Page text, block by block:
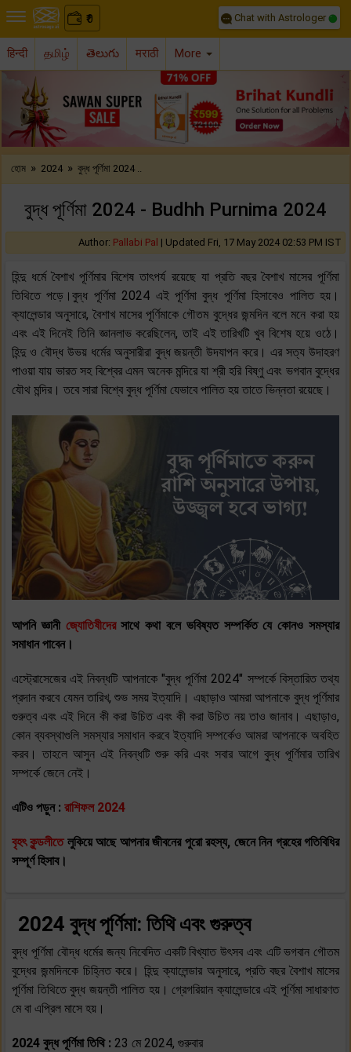
₹
0 Chat with Astrologer
हिन्दी தமிழ் తెలుగు मराठी More
Previous
হোম » 2024 » বুদ্ধ পূর্ণিমা 2024 ..
বুদ্ধ পূর্ণিমা 2024 - Budhh Purnima 2024
Author: Pallabi Pal | Updated Fri, 17 May 2024 02:53 PM IST
হিন্দু ধর্মে বৈশাখ পূর্ণিমার বিশেষ তাৎপর্য রয়েছে যা প্রতি বছর বৈশাখ মাসের পূর্ণিমা
তিথিতে পড়ে।বুদ্ধ পূর্ণিমা 2024 এই পূর্ণিমা বুদ্ধ পূর্ণিমা হিসাবেও পালিত হয়।
ক্যালেন্ডার অনুসারে, বৈশাখ মাসের পূর্ণিমাকে গৌতম বুদ্ধের জন্মদিন বলে মনে করা হয়
এবং এই দিনেই তিনি জ্ঞানলাভ করেছিলেন, তাই এই তারিখটি খুব বিশেষ হয়ে ওঠে।
হিন্দু ও বৌদ্ধ উভয় ধর্মের অনুসারীরা বুদ্ধ জয়ন্তী উদযাপন করে। এর সত্য উদাহরণ
পাওয়া যায় ভারত সহ বিশ্বের এমন অনেক মন্দিরে যা শ্রী হরি বিষ্ণু এবং ভগবান বুদ্ধের
যৌথ মন্দির। তবে সারা বিশ্বে বুদ্ধ পূর্ণিমা যেভাবে পালিত হয় তাতে ভিন্নতা রয়েছে।
আপনি জ্ঞানী জ্যোতিষীদেরসাথে কথা বলে ভবিষ্যত সম্পর্কিত যে কোনও সমস্যার
সমাধান পাবেন।
এস্ট্রোসেজের এই নিবন্ধটি আপনাকে "বুদ্ধ পূর্ণিমা 2024" সম্পর্কে বিস্তারিত তথ্য
প্রদান করবে যেমন তারিখ, শুভ সময় ইত্যাদি। এছাড়াও আমরা আপনাকে বুদ্ধ পূর্ণিমার
গুরুত্ব এবং এই দিনে কী করা উচিত এবং কী করা উচিত নয় তাও জানাব। এছাড়াও,
কোন ব্যবস্থাগুলি সমস্যার সমাধান করবে ইত্যাদি সম্পর্কেও আমরা আপনাকে অবহিত
করব। তাহলে আসুন এই নিবন্ধটি শুরু করি এবং সবার আগে বুদ্ধ পূর্ণিমার তারিখ
সম্পর্কে জেনে নেই।
এটিও পড়ুন : রাশিফল 2024
বৃহৎ কুন্ডলীতে লুকিয়ে আছে আপনার জীবনের পুরো রহস্য, জেনে নিন গ্রহের গতিবিধির
সম্পূর্ণ হিসাব।
2024 বুদ্ধ পূর্ণিমা: তিথি এবং গুরুত্ব
বুদ্ধ পূর্ণিমা বৌদ্ধ ধর্মের জন্য নিবেদিত একটি বিখ্যাত উৎসব এবং এটি ভগবান গৌতম
বুদ্ধের জন্মদিনকে চিহ্নিত করে। হিন্দু ক্যালেন্ডার অনুসারে, প্রতি বছর বৈশাখ মাসের
পূর্ণিমা তিথিতে বুদ্ধ জয়ন্তী পালিত হয়। গ্রেগরিয়ান ক্যালেন্ডারে এই পূর্ণিমা সাধারণত
মে বা এপ্রিল মাসে হয়।
2024 বুদ্ধ পূর্ণিমা তিথি : 23 মে 2024, গুরুবার